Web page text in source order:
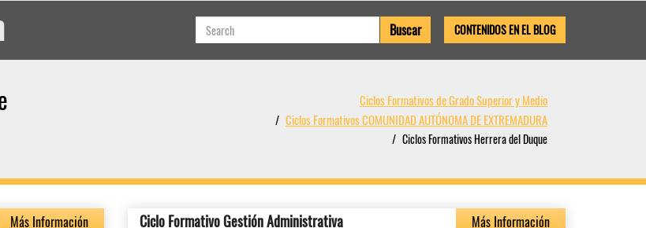
CONTENIDOS EN EL BLOG
Ciclos Formativos de Grado Superior y Medio
Ciclos Formativos COMUNIDAD AUTÓNOMA DE EXTREMADURA
Ciclos Formativos Herrera del Duque
Más Información Ciclo Formativo Gestión Administrativa Más Información